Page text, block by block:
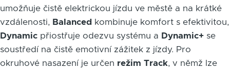
umožňuje čistě elektrickou jízdu ve městě a na krátké
vzdálenosti, Balanced kombinuje komfort s efektivitou,
Dynamic přiostřuje odezvu systému a Dynamic+ se
soustředí na čistě emotivní zážitek z jízdy. Pro
okruhové nasazení je určen režim Track, v němž lze